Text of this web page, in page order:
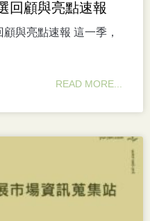
回顧與亮點速報
與亮點速報 這一季，
READ MORE...